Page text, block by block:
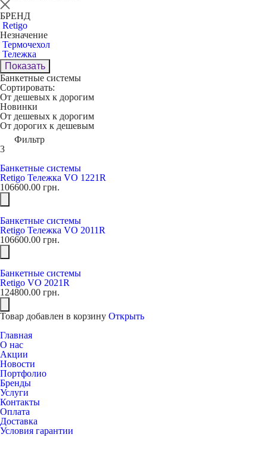
БРЕНД
Retigo
Незначение
Термочехол
Тележка
Показать
Банкетные системы
Сортировать:
От дешевых к дорогим
Новинки
От дешевых к дорогим
От дорогих к дешевым
Фильтр
3
Банкетные системы
Retigo Тележка VO 1221R
106600.00 грн.
Банкетные системы
Retigo Тележка VO 2011R
106600.00 грн.
Банкетные системы
Retigo VO 2021R
124800.00 грн.
Товар добавлен в корзину Открыть
Главная
О нас
Акции
Новости
Портфолио
Бренды
Услуги
Контакты
Оплата
Доставка
Условия гарантии